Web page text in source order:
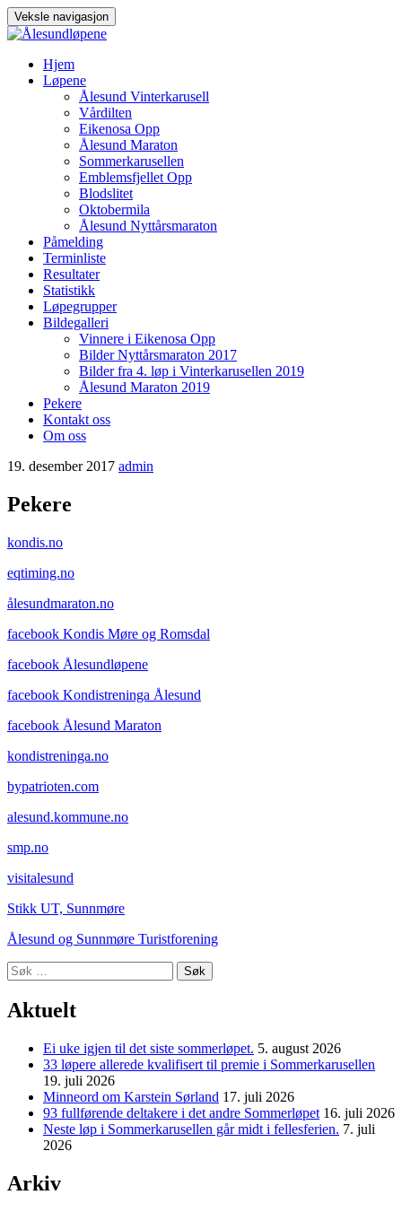
Veksle navigasjon
Hjem
Løpene
Ålesund Vinterkarusell
Vårdilten
Eikenosa Opp
Ålesund Maraton
Sommerkarusellen
Emblemsfjellet Opp
Blodslitet
Oktobermila
Ålesund Nyttårsmaraton
Påmelding
Terminliste
Resultater
Statistikk
Løpegrupper
Bildegalleri
Vinnere i Eikenosa Opp
Bilder Nyttårsmaraton 2017
Bilder fra 4. løp i Vinterkarusellen 2019
Ålesund Maraton 2019
Pekere
Kontakt oss
Om oss
19. desember 2017 admin
Pekere
kondis.no
eqtiming.no
ålesundmaraton.no
facebook Kondis Møre og Romsdal
facebook Ålesundløpene
facebook Kondistreninga Ålesund
facebook Ålesund Maraton
kondistreninga.no
bypatrioten.com
alesund.kommune.no
smp.no
visitalesund
Stikk UT, Sunnmøre
Ålesund og Sunnmøre Turistforening
Søk
etter:
Aktuelt
Ei uke igjen til det siste sommerløpet. 5. august 2026
33 løpere allerede kvalifisert til premie i Sommerkarusellen
19. juli 2026
Minneord om Karstein Sørland 17. juli 2026
93 fullførende deltakere i det andre Sommerløpet 16. juli 2026
Neste løp i Sommerkarusellen går midt i fellesferien. 7. juli
2026
Arkiv